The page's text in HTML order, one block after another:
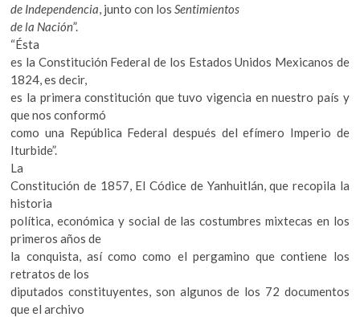
de Independencia, junto con losSentimientos
de la Nación”.
“Ésta
es la Constitución Federal de los Estados Unidos Mexicanos de
1824, es decir,
es la primera constitución que tuvo vigencia en nuestro país y
que nos conformó
como una República Federal después del efímero Imperio de
Iturbide”.
La
Constitución de 1857, El Códice de Yanhuitlán, que recopila la
historia
política, económica y social de las costumbres mixtecas en los
primeros años de
la conquista, así como como el pergamino que contiene los
retratos de los
diputados constituyentes, son algunos de los 72 documentos
que el archivo